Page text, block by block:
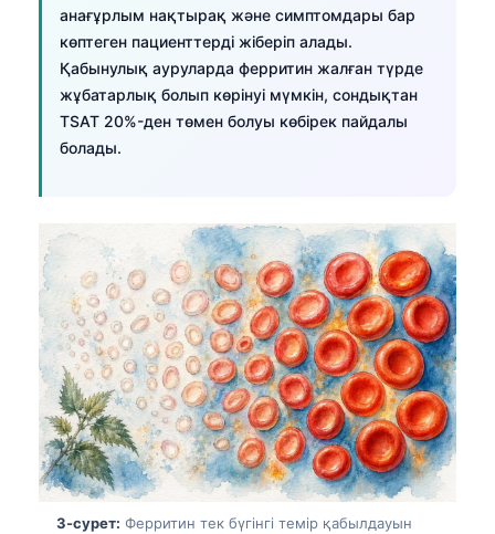
анағұрлым нақтырақ және симптомдары бар
көптеген пациенттерді жіберіп алады.
Қабынулық ауруларда ферритин жалған түрде
жұбатарлық болып көрінуі мүмкін, сондықтан
TSAT 20%-ден төмен болуы көбірек пайдалы
болады.
3-сурет: Ферритин тек бүгінгі темір қабылдауын